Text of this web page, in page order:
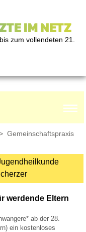
IM NETZ
zum vollendeten 21.
Gemeinschaftspraxis
werdende Eltern
ab der 28.
ein kostenloses